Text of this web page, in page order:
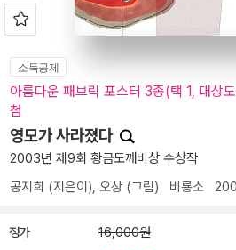
소득공제
아름다운 패브릭 포스터 3종(택 1, 대상
첨
영모가 사라졌다
2003년 제9회 황금도깨비상 수상작
공지희 (지은이), 오상 (그림) 비룡소
정가 16,000원